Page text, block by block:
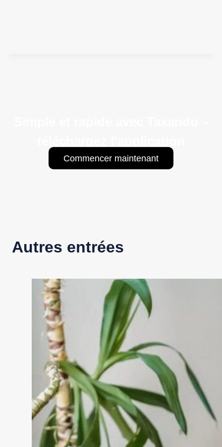
Commencer maintenant
Autres entrées